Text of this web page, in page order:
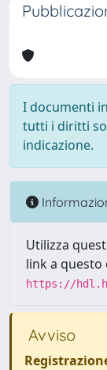
I documenti
tutti i diritti
indicazione.
Utilizza
link a
https://
Avviso